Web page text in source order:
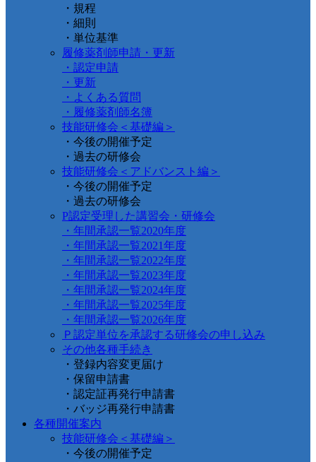
・規程
・細則
・単位基準
履修薬剤師申請・更新
・認定申請
・更新
・よくある質問
・履修薬剤師名簿
技能研修会＜基礎編＞
・今後の開催予定
・過去の研修会
技能研修会＜アドバンスト編＞
・今後の開催予定
・過去の研修会
P認定受理した講習会・研修会
・年間承認一覧2020年度
・年間承認一覧2021年度
・年間承認一覧2022年度
・年間承認一覧2023年度
・年間承認一覧2024年度
・年間承認一覧2025年度
・年間承認一覧2026年度
Ｐ認定単位を承認する研修会の申し込み
その他各種手続き
・登録内容変更届け
・保留申請書
・認定証再発行申請書
・バッジ再発行申請書
各種開催案内
技能研修会＜基礎編＞
・今後の開催予定